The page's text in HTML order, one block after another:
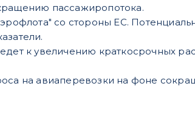
пассажиропотока.
со стороны ЕС.
к увеличению краткосрочных
на авиаперевозки на фоне